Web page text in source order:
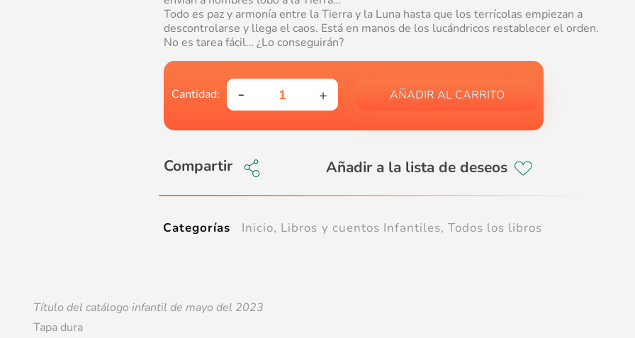
Todo es paz y armonía entre la Tierra y la Luna hasta que los terrícolas empiezan a
descontrolarse y llega el caos. Está en manos de los lucándricos restablecer el orden.
No es tarea fácil… ¿Lo conseguirán?
AÑADIR AL CARRITO
Compartir
Categorías Inicio, Libros y cuentos Infantiles, Todos los libros
Título del catálogo infantil de mayo del 2023
Tapa dura